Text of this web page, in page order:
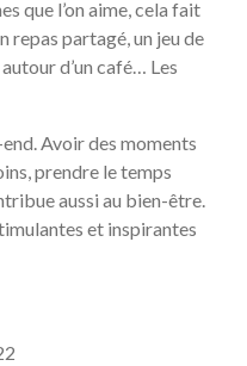
que l’on aime, cela fait
repas partagé, un jeu de
d’un café… Les
Avoir des moments
prendre le temps
aussi au bien-être.
et inspirantes